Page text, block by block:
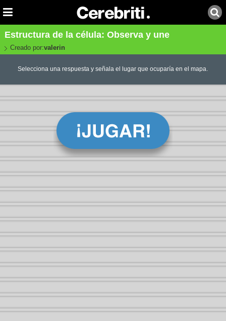
Estructura de la célula: Observa y une
Creado por:valerin
Selecciona una respuesta y señala el lugar que ocuparía en el mapa.